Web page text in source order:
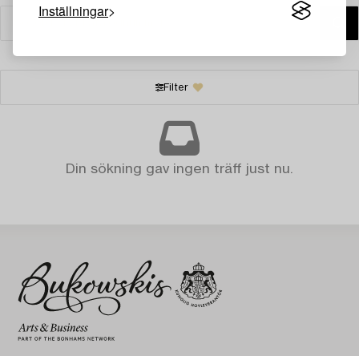
Inställningar
Filter
Din sökning gav ingen träff just nu.